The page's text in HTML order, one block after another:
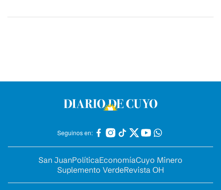
Seguinos en:
San JuanPolíticaEconomíaCuyo Minero
Suplemento VerdeRevista OH